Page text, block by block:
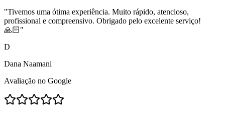
"Tivemos uma ótima experiência. Muito rápido, atencioso,
profissional e compreensivo. Obrigado pelo excelente serviço!
🙏🏻"
D
Dana Naamani
Avaliação no Google